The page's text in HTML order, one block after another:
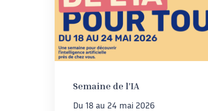
Semaine de l’IA
Du 18 au 24 mai 2026